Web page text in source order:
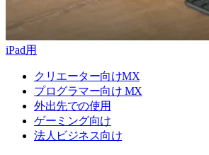
iPad用
クリエーター向けMX
プログラマー向け MX
外出先での使用
ゲーミング向け
法人ビジネス向け